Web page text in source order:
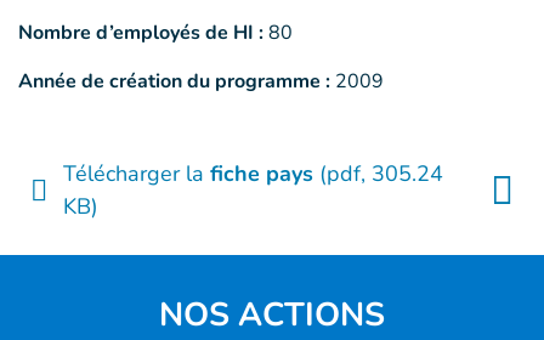
Nombre d’employés de HI :80
Année de création du programme : 2009
Télécharger la fiche pays (pdf, 305.24
KB)
NOS ACTIONS